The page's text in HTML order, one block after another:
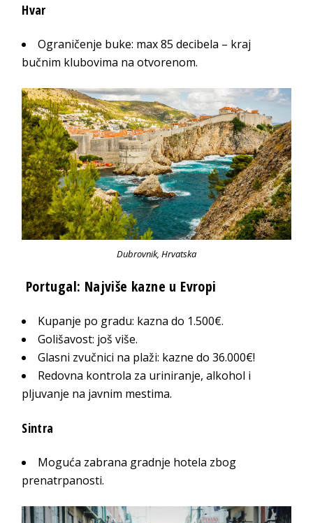
Hvar
Ograničenje buke: max 85 decibela – kraj
bučnim klubovima na otvorenom.
Dubrovnik, Hrvatska
Portugal: Najviše kazne u Evropi
Kupanje po gradu: kazna do 1.500€.
Golišavost: još više.
Glasni zvučnici na plaži: kazne do 36.000€!
Redovna kontrola za uriniranje, alkohol i
pljuvanje na javnim mestima.
Sintra
Moguća zabrana gradnje hotela zbog
prenatrpanosti.